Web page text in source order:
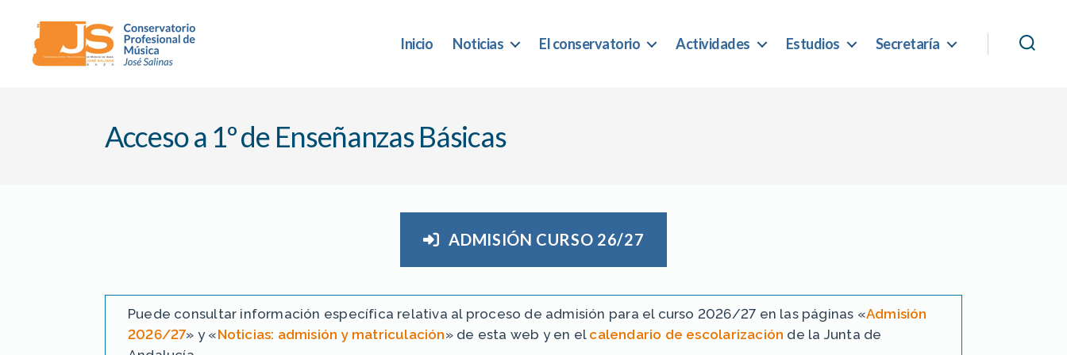
Inicio Noticias El conservatorio Actividades Estudios Secretaría
Acceso a 1º de Enseñanzas Básicas
ADMISIÓN CURSO 26/27
Puede consultar información específica relativa al proceso de admisión para el curso 2026/27 en las páginas «Admisión
2026/27» y «Noticias: admisión y matriculación» de esta web y en el calendario de escolarización de la Junta de